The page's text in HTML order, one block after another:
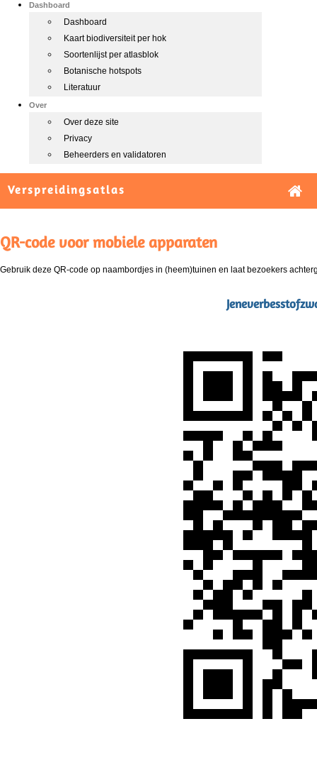
Dashboard
Dashboard
Kaart biodiversiteit per hok
Soortenlijst per atlasblok
Botanische hotspots
Literatuur
Over
Over deze site
Privacy
Beheerders en validatoren
Verspreidingsatlas
QR-code voor mobiele apparaten
Gebruik deze QR-code op naambordjes in (heem)tuinen en laat bezoekers